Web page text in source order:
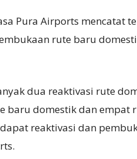
Pura Airports mencatat
rute baru
dua reaktivasi rute
baru domestik dan empat
reaktivasi dan